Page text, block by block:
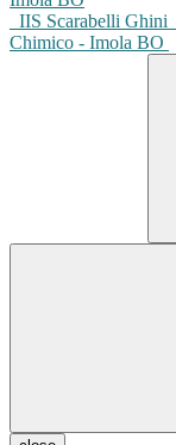
IIS Scarabelli Ghini
Chimico - Imola BO